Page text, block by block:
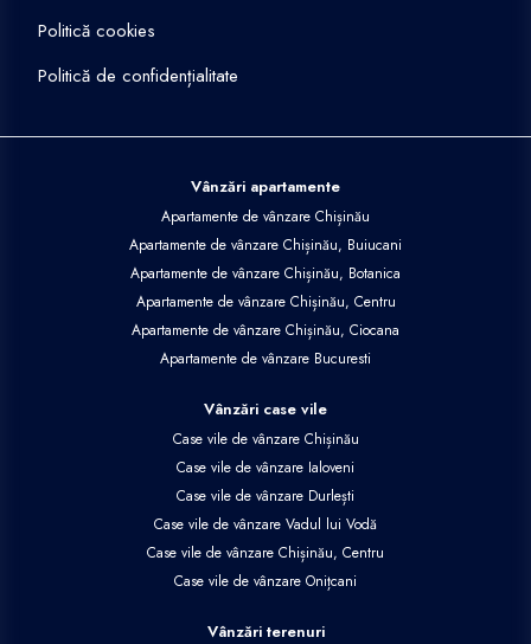
Politică cookies
Politică de confidențialitate
Vânzări apartamente
Apartamente de vânzare Chișinău
Apartamente de vânzare Chișinău, Buiucani
Apartamente de vânzare Chișinău, Botanica
Apartamente de vânzare Chișinău, Centru
Apartamente de vânzare Chișinău, Ciocana
Apartamente de vânzare Bucuresti
Vânzări case vile
Case vile de vânzare Chișinău
Case vile de vânzare Ialoveni
Case vile de vânzare Durlești
Case vile de vânzare Vadul lui Vodă
Case vile de vânzare Chișinău, Centru
Case vile de vânzare Onițcani
Vânzări terenuri